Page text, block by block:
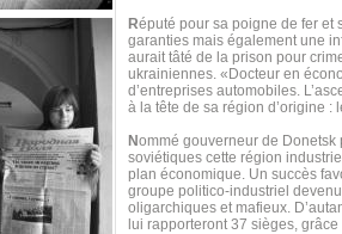
Réputé pour sa poigne de fer et
garanties mais également une
aurait tâté de la prison pour
ukrainiennes. «Docteur en
d’entreprises automobiles.
à la tête de sa région d’origine :
Nommé gouverneur de Donetsk
soviétiques cette région
plan économique. Un succès
groupe politico-industriel
oligarchiques et mafieux.
lui rapporteront 37 sièges,